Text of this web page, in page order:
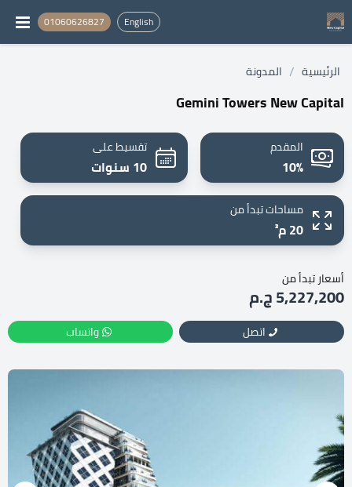
English
01060626827
الرئيسية / المدونة
Gemini Towers New Capital
المقدم
10%
تقسيط على
10 سنوات
مساحات تبدأ من
20 م²
أسعار تبدأ من
5,227,200 ج.م
اتصل واتساب